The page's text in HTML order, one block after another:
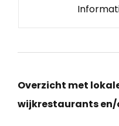
Overzicht met
wijkrestaurants